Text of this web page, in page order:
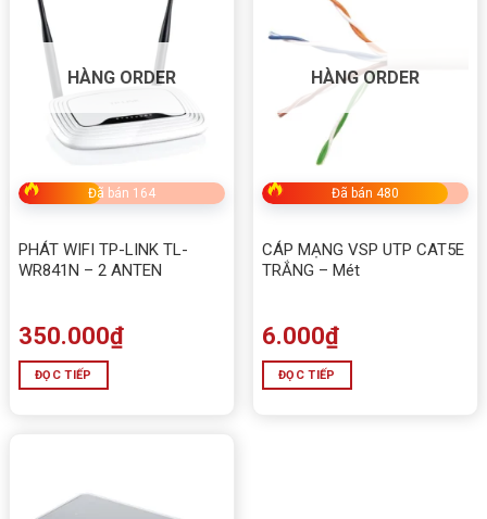
HÀNG ORDER
Đã bán 164
PHÁT WIFI TP-LINK TL-
WR841N – 2 ANTEN
350.000₫
ĐỌC TIẾP
HÀNG ORDER
Đã bán 480
CÁP MẠNG VSP UTP CAT5E
TRẮNG – Mét
6.000₫
ĐỌC TIẾP